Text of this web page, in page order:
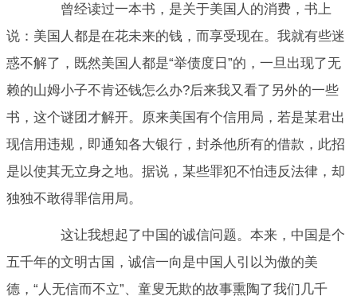
曾经读过一本书，是关于美国人的消费，书上
说：美国人都是在花未来的钱，而享受现在。我就有些迷
惑不解了，既然美国人都是“举债度日”的，一旦出现了无
赖的山姆小子不肯还钱怎么办?后来我又看了另外的一些
书，这个谜团才解开。原来美国有个信用局，若是某君出
现信用违规，即通知各大银行，封杀他所有的借款，此招
是以使其无立身之地。据说，某些罪犯不怕违反法律，却
独独不敢得罪信用局。
这让我想起了中国的诚信问题。本来，中国是个
五千年的文明古国，诚信一向是中国人引以为傲的美
德，“人无信而不立”、童叟无欺的故事熏陶了我们几千